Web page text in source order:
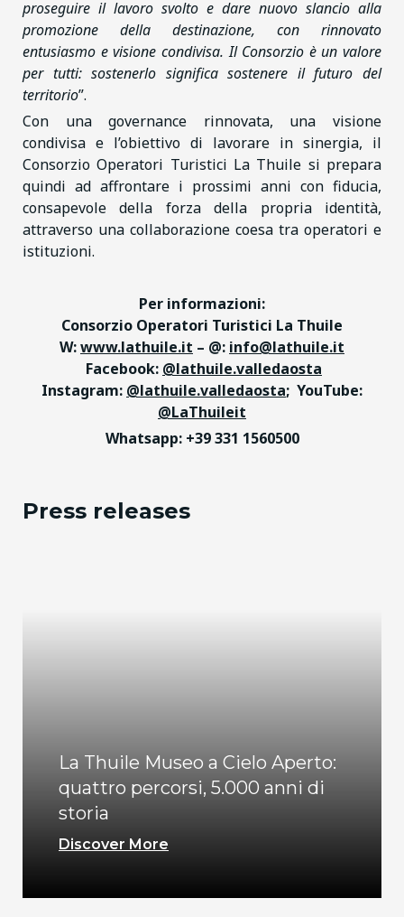
proseguire il lavoro svolto e dare nuovo slancio alla
promozione della destinazione, con rinnovato
entusiasmo e visione condivisa. Il Consorzio è un valore
per tutti: sostenerlo significa sostenere il futuro del
territorio”.
Con una governance rinnovata, una visione
condivisa e l’obiettivo di lavorare in sinergia, il
Consorzio Operatori Turistici La Thuile si prepara
quindi ad affrontare i prossimi anni con fiducia,
consapevole della forza della propria identità,
attraverso una collaborazione coesa tra operatori e
istituzioni.
Per informazioni:
Consorzio Operatori Turistici La Thuile
W:www.lathuile.it – @: info@lathuile.it
Facebook: @lathuile.valledaosta
Instagram: @lathuile.valledaosta; YouTube:
@LaThuileit
Whatsapp: +39 331 1560500
Press releases
La Thuile Museo a Cielo Aperto:
quattro percorsi, 5.000 anni di
storia
Discover More